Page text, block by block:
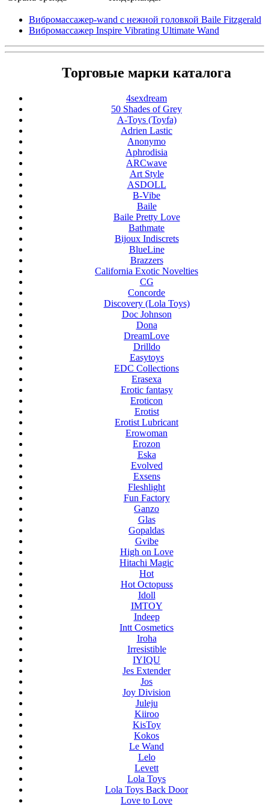
Вибромассажер-wand с нежной головкой Baile Fitzgerald
Вибромассажер Inspire Vibrating Ultimate Wand
Торговые марки каталога
4sexdream
50 Shades of Grey
A-Toys (Toyfa)
Adrien Lastic
Anonymo
Aphrodisia
ARCwave
Art Style
ASDOLL
B-Vibe
Baile
Baile Pretty Love
Bathmate
Bijoux Indiscrets
BlueLine
Brazzers
California Exotic Novelties
CG
Concorde
Discovery (Lola Toys)
Doc Johnson
Dona
DreamLove
Drilldo
Easytoys
EDC Collections
Erasexa
Erotic fantasy
Eroticon
Erotist
Erotist Lubricant
Erowoman
Erozon
Eska
Evolved
Exsens
Fleshlight
Fun Factory
Ganzo
Glas
Gopaldas
Gvibe
High on Love
Hitachi Magic
Hot
Hot Octopuss
Idoll
IMTOY
Indeep
Intt Cosmetics
Iroha
Irresistible
IYIQU
Jes Extender
Jos
Joy Division
Juleju
Kiiroo
KisToy
Kokos
Le Wand
Lelo
Levett
Lola Toys
Lola Toys Back Door
Love to Love